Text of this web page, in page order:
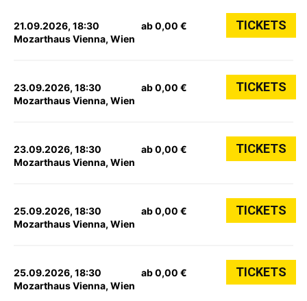
21.09.2026, 18:30
Mozarthaus Vienna, Wien
ab 0,00 € TICKETS
23.09.2026, 18:30
Mozarthaus Vienna, Wien
ab 0,00 € TICKETS
23.09.2026, 18:30
Mozarthaus Vienna, Wien
ab 0,00 € TICKETS
25.09.2026, 18:30
Mozarthaus Vienna, Wien
ab 0,00 € TICKETS
25.09.2026, 18:30
Mozarthaus Vienna, Wien
ab 0,00 € TICKETS